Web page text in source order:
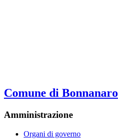
Comune di Bonnanaro
Amministrazione
Organi di governo